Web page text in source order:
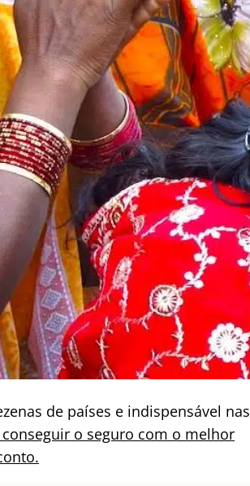
de países e indispensável nas
o seguro com o melhor